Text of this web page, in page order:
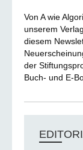
Von A wie
unserem
diesem
der
Buch- und E-